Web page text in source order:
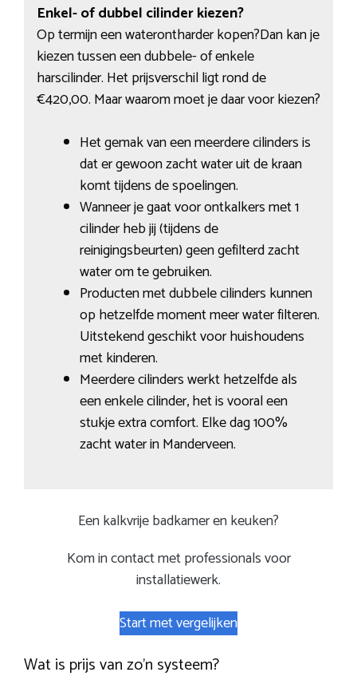
Enkel- of dubbel cilinder kiezen?
Op termijn een waterontharder kopen?Dan kan je
kiezen tussen een dubbele- of enkele
harscilinder. Het prijsverschil ligt rond de
€420,00. Maar waarom moet je daar voor kiezen?
Het gemak van een meerdere cilinders is
dat er gewoon zacht water uit de kraan
komt tijdens de spoelingen.
Wanneer je gaat voor ontkalkers met 1
cilinder heb jij (tijdens de
reinigingsbeurten) geen gefilterd zacht
water om te gebruiken.
Producten met dubbele cilinders kunnen
op hetzelfde moment meer water filteren.
Uitstekend geschikt voor huishoudens
met kinderen.
Meerdere cilinders werkt hetzelfde als
een enkele cilinder, het is vooral een
stukje extra comfort. Elke dag 100%
zacht water in Manderveen.
Een kalkvrije badkamer en keuken?
Kom in contact met professionals voor
installatiewerk.
Start met vergelijken
Wat is prijs van zo’n systeem?